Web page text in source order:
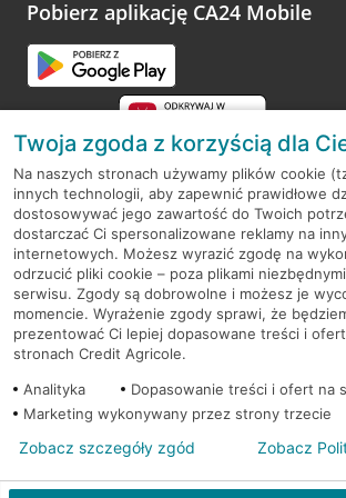
opinie.
Pobierz aplikację CA24 Mobile
RODO
Regulamin serwisu
Mapa serwisu
PolitykaCookies
© 2026 Credit Agricole Bank Polska S.A. Wszelkie
Twoja zgoda z korzyścią dla
Na naszych stronach używamy plików cookie
innych technologii, aby zapewnić prawidłowe
dostosowywać jego zawartość do Twoich
dostarczać Ci spersonalizowane reklamy na
internetowych. Możesz wyrazić zgodę na
odrzucić pliki cookie – poza plikami
serwisu. Zgody są dobrowolne i możesz je
momencie. Wyrażenie zgody sprawi, że
prezentować Ci lepiej dopasowane treści i
stronach Credit Agricole.
Analityka
Dopasowanie treści i ofert na
Marketing wykonywany przez strony trzecie
Zobacz szczegóły zgód Zobacz